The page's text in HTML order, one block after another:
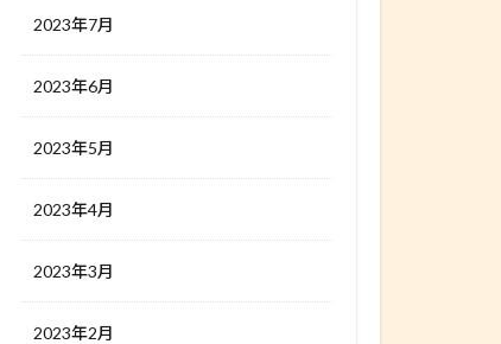
2023年7月
2023年6月
2023年5月
2023年4月
2023年3月
2023年2月